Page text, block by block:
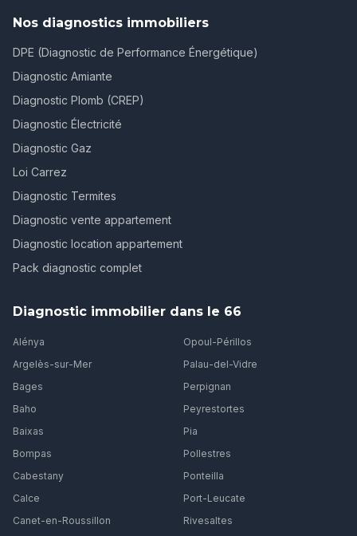
Nos diagnostics immobiliers
DPE (Diagnostic de Performance Énergétique)
Diagnostic Amiante
Diagnostic Plomb (CREP)
Diagnostic Électricité
Diagnostic Gaz
Loi Carrez
Diagnostic Termites
Diagnostic vente appartement
Diagnostic location appartement
Pack diagnostic complet
Diagnostic immobilier dans le 66
Alénya
Argelès-sur-Mer
Bages
Baho
Baixas
Bompas
Cabestany
Calce
Canet-en-Roussillon
Opoul-Périllos
Palau-del-Vidre
Perpignan
Peyrestortes
Pia
Pollestres
Ponteilla
Port-Leucate
Rivesaltes